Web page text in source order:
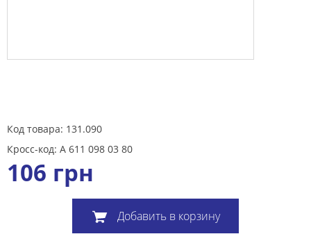
Код товара: 131.090
Кросс-код: A 611 098 03 80
106 грн
Добавить в корзину